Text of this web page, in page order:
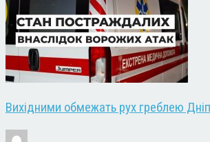
Вихідними обмежать рух греблею